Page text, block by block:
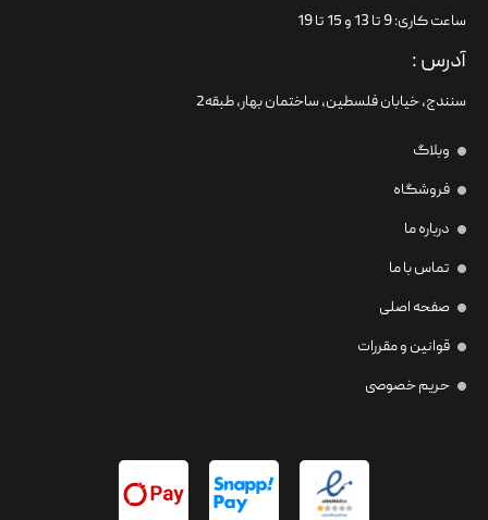
ساعت کاری: 9 تا 13 و 15 تا 19
آدرس :
سنندج، خیابان فلسطین،‌ ساختمان بهار، طبقه2
وبلاگ
فروشگاه
درباره ما
تماس با ما
صفحه اصلی
قوانین و مقررات
حریم خصوصی